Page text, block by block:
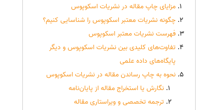
مزایای چاپ مقاله در نشریات اسکوپوس
چگونه نشریات معتبر اسکوپوس را شناسایی کنیم؟
فهرست نشریات معتبر اسکوپوس
تفاوت‌های کلیدی بین نشریات اسکوپوس و دیگر
پایگاه‌های داده علمی
نحوه به چاپ رساندن مقاله در نشریات اسکوپوس
نگارش یا استخراج مقاله از پایان‌نامه
ترجمه تخصصی و ویراستاری مقاله